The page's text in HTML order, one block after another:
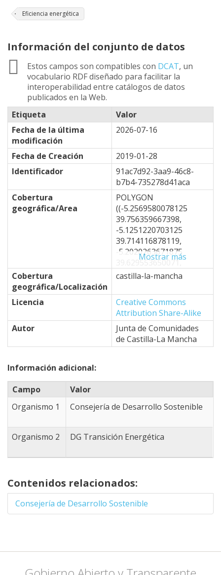
Eficiencia energética
Información del conjunto de datos
Estos campos son compatibles con DCAT, un
vocabulario RDF diseñado para facilitar la
interoperabilidad entre catálogos de datos
publicados en la Web.
Etiqueta
Valor
Fecha de la última
modificación
2026-07-16
Fecha de Creación
2019-01-28
Identificador
91ac7d92-3aa9-46c8-
b7b4-735278d41aca
Cobertura
geográfica/Area
POLYGON
((-5.2569580078125
39.756359667398,
-5.1251220703125
39.714116878119,
-5.2020263671875
39.629553650071,
-4.8724365234375
-4.6746826171875
39.50251479253,
-4.7076416015625
39.264753301887,
-4.6966552734375
39.196672742478,
-4.8834228515625
-4.9493408203125
-4.3341064453125
38.365951588109,
38.409008607981,
38.503643790906,
-2.9058837890625
38.460643187983,
-2.8509521484375
38.357337108289,
Mostrar más
Cobertura
geográfica/Localización
castilla-la-mancha
Licencia
Creative Commons
Attribution Share-Alike
Autor
Junta de Comunidades
de Castilla-La Mancha
Información adicional:
Campo
Valor
Organismo 1
Consejería de Desarrollo Sostenible
Organismo 2 DG Transición Energética
Contenidos relacionados:
Consejería de Desarrollo Sostenible